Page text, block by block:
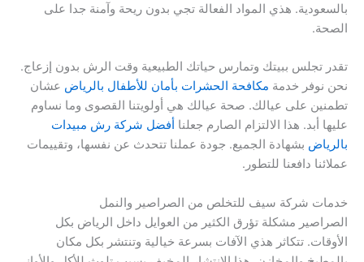
بالسعودية. هذي المواد الفعالة تجي بدون ريحة وآمنة جدا على
الصحة.
تقدر تجلس ببيتك وتمارس حياتك الطبيعية وقت الرش بدون إزعاج.
نحن نوفر خدمة مكافحة الحشرات بأمان للأطفال بالرياض عشان
تطمنين على عيالك. صحة عيالك هي أولويتنا القصوى وما نساوم
عليها أبد. هذا الالتزام الصارم جعلنا أفضل شركة رش مبيدات
بالرياض بشهادة الجميع. جودة عملنا تتحدث عن نفسها، وتقييمات
عملائنا دافعنا للتطور.
خدمات شركة سيف للتخلص من الصراصير والنمل
الصراصير مشكلة تؤرق الكثير من العوايل داخل الرياض بكل
الأوقات. تتكاثر هذي الآفات بسرعة خيالية وتنتشر بكل مكان